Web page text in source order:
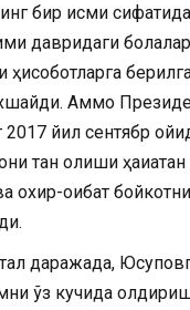
бир қисми
давридаги
ҳисоботларга
Аммо
йил сентябр
тан олиши
охир-оқибат
даражада,
ўз кучида